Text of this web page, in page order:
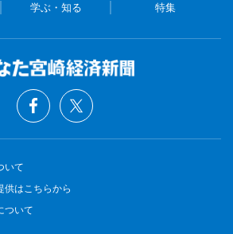
学ぶ・知る 特集
いて
供はこちらから
ついて